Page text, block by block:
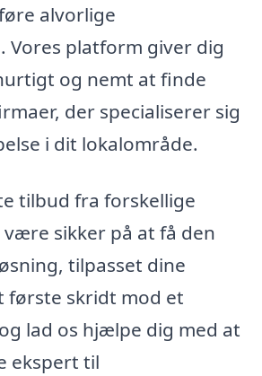
alvorlige
Vores platform giver dig
og nemt at finde
der specialiserer sig
i dit lokalområde.
tilbud fra forskellige
sikker på at få den
tilpasset dine
første skridt mod et
lad os hjælpe dig med at
ekspert til